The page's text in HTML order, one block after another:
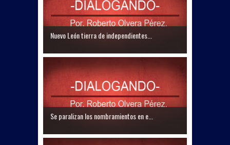
Nuevo León tierra de independientes...
Se paralizan los nombramientos en e...